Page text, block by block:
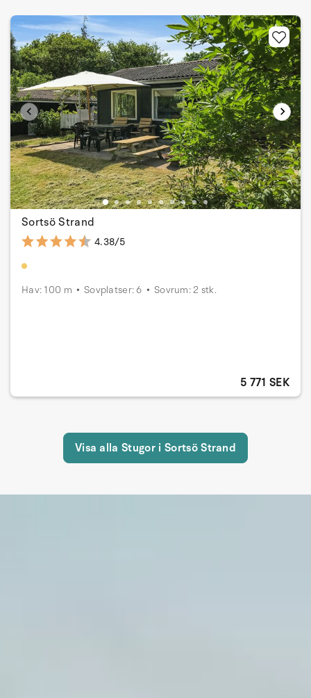
Sortsö Strand
4.38/5
Hav: 100 m Sovplatser: 6 Sovrum: 2 stk.
5 771 SEK
Visa alla Stugor i Sortsö Strand